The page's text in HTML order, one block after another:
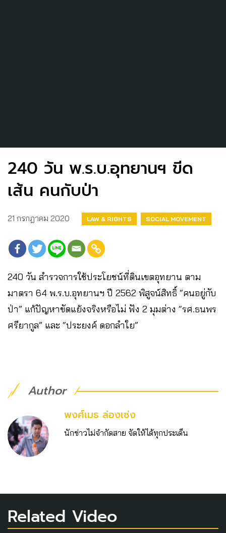
240 วัน พ.ร.บ.อุทยานฯ ขีด
เส้น คนกับป่า
21 กรกฎาคม 2020 LAW & RIGHTS SOCIAL MOVEMENT
240 วัน สำรวจการใช้ประโยชน์ที่ดินเขตอุทยาน ตาม
มาตรา 64 พ.ร.บ.อุทยานฯ ปี 2562 พิสูจน์สิทธิ์ “คนอยู่กับ
ป่า” แก้ปัญหาขัดแย้งจริงหรือไม่ ฟัง 2 มุมต่าง “รศ.ธนพร
ศรียากูล” และ “ประยงค์ ดอกลำใย”
Author
พงศ์เมธ ล่องเซ่ง
นักข่าวไม่จำกัดสาย จัดให้ได้ทุกประเด็น
Related Video